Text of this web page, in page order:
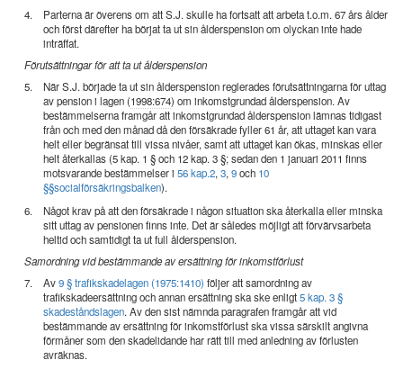
4.
Parterna är överens om att S.J. skulle ha fortsatt att arbeta t.o.m. 67 års ålder
och först därefter ha börjat ta ut sin ålderspension om olyckan inte hade
inträffat.
Förutsättningar för att ta ut ålderspension
5.
När S.J. började ta ut sin ålderspension reglerades förutsättningarna för uttag
av pension i lagen (1998:674) om inkomstgrundad ålderspension. Av
bestämmelserna framgår att inkomstgrundad ålderspension lämnas tidigast
från och med den månad då den försäkrade fyller 61 år, att uttaget kan vara
helt eller begränsat till vissa nivåer, samt att uttaget kan ökas, minskas eller
helt återkallas (5 kap. 1 § och 12 kap. 3 §; sedan den 1 januari 2011 finns
motsvarande bestämmelser i 56 kap.2, 3, 9och 10
§§socialförsäkringsbalken).
6.
Något krav på att den försäkrade i någon situation ska återkalla eller minska
sitt uttag av pensionen finns inte. Det är således möjligt att förvärvsarbeta
heltid och samtidigt ta ut full ålderspension.
Samordning vid bestämmande av ersättning för inkomstförlust
7.
Av9 § trafikskadelagen (1975:1410) följer att samordning av
trafikskadeersättning och annan ersättning ska ske enligt5 kap. 3 §
skadeståndslagen. Av den sist nämnda paragrafen framgår att vid
bestämmande av ersättning för inkomstförlust ska vissa särskilt angivna
förmåner som den skadelidande har rätt till med anledning av förlusten
avräknas.